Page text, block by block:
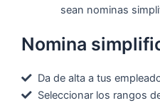
sean nominas
Nomina
Da de alta a tus
Seleccionar los rangos